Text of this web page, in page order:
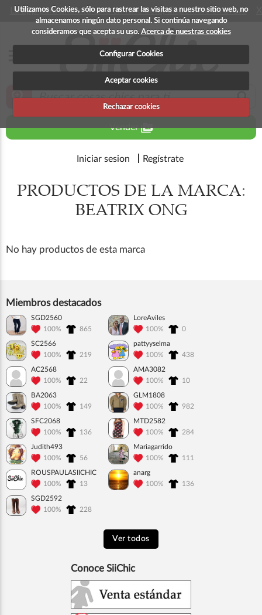
Utilizamos Cookies, sólo para rastrear las visitas a nuestro sitio web, no
almacenamos ningún dato personal. Si continúa navegando
consideramos que acepta su uso. Acerca de nuestras cookies
Configurar Cookies
Aceptar cookies
Rechazar cookies
La app para android esta en fase beta, disponible en breve
zoom_in search
Venderperm_media
Iniciar sesion Regístrate
PRODUCTOS DE LA MARCA:
BEATRIX ONG
No hay productos de esta marca
Miembros destacados
SGD2560
100%
865
LoreAviles
100%
0
SC2566
100%
219
pattyyselma
100%
438
AC2568
100%
22
AMA3082
100%
10
BA2063
100%
149
GLM1808
100%
982
SFC2068
100%
136
MTD2582
100%
284
Judith493
100%
56
Mariagarrido
100%
111
ROUSPAULASIICHIC
100%
13
anarg
100%
136
SGD2592
100%
228
Ver todos
Conoce SiiChic